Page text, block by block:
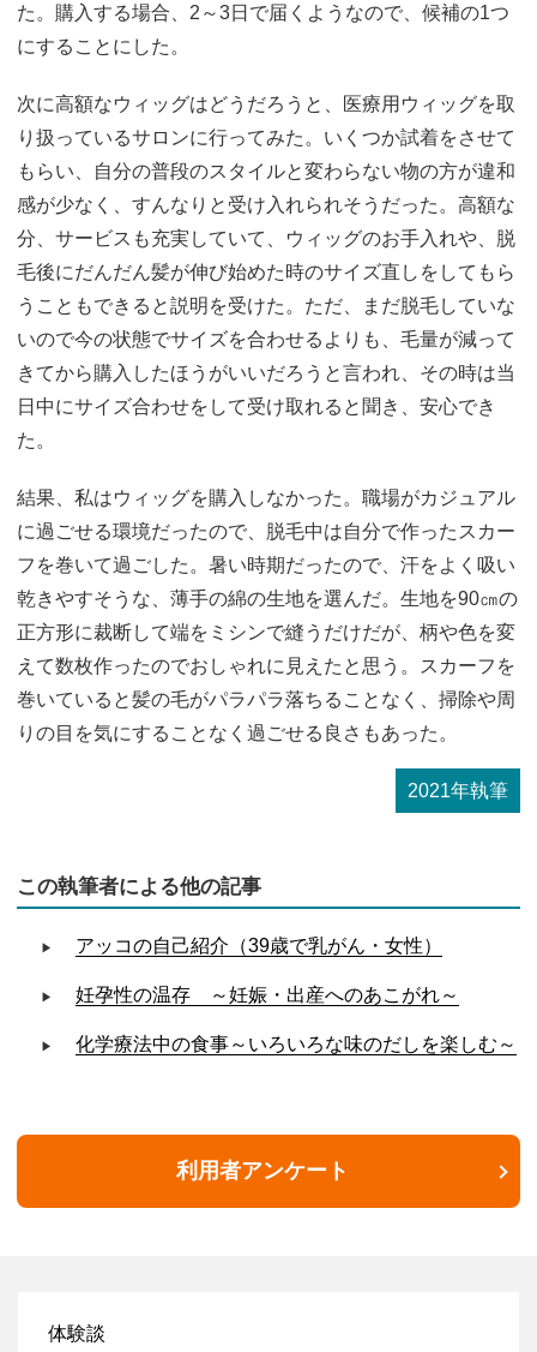
た。購入する場合、2～3日で届くようなので、候補の1つ
にすることにした。
次に高額なウィッグはどうだろうと、医療用ウィッグを取
り扱っているサロンに行ってみた。いくつか試着をさせて
もらい、自分の普段のスタイルと変わらない物の方が違和
感が少なく、すんなりと受け入れられそうだった。高額な
分、サービスも充実していて、ウィッグのお手入れや、脱
毛後にだんだん髪が伸び始めた時のサイズ直しをしてもら
うこともできると説明を受けた。ただ、まだ脱毛していな
いので今の状態でサイズを合わせるよりも、毛量が減って
きてから購入したほうがいいだろうと言われ、その時は当
日中にサイズ合わせをして受け取れると聞き、安心でき
た。
結果、私はウィッグを購入しなかった。職場がカジュアル
に過ごせる環境だったので、脱毛中は自分で作ったスカー
フを巻いて過ごした。暑い時期だったので、汗をよく吸い
乾きやすそうな、薄手の綿の生地を選んだ。生地を90㎝の
正方形に裁断して端をミシンで縫うだけだが、柄や色を変
えて数枚作ったのでおしゃれに見えたと思う。スカーフを
巻いていると髪の毛がパラパラ落ちることなく、掃除や周
りの目を気にすることなく過ごせる良さもあった。
2021年執筆
この執筆者による他の記事
アッコの自己紹介（39歳で乳がん・女性）
妊孕性の温存 ～妊娠・出産へのあこがれ～
化学療法中の食事～いろいろな味のだしを楽しむ～
利用者アンケート
体験談